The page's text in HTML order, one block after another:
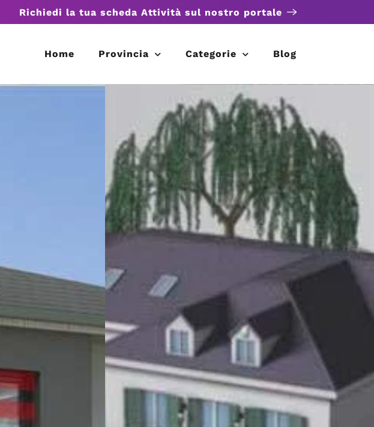
Richiedi la tua scheda Attività sul nostro portale
Home Provincia Categorie Blog